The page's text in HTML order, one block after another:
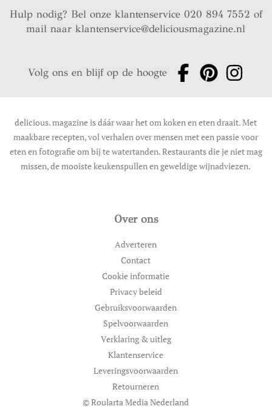
Hulp nodig? Bel onze klantenservice 020 894 7552 of
mail naarklantenservice@deliciousmagazine.nl
Volg ons en blijf op de hoogte
delicious. magazine is dáár waar het om koken en eten draait. Met
maakbare recepten, vol verhalen over mensen met een passie voor
eten en fotografie om bij te watertanden. Restaurants die je niet mag
missen, de mooiste keukenspullen en geweldige wijnadviezen.
Over ons
Adverteren
Contact
Cookie informatie
Privacy beleid
Gebruiksvoorwaarden
Spelvoorwaarden
Verklaring & uitleg
Klantenservice
Leveringsvoorwaarden
Retourneren
© Roularta Media Nederland